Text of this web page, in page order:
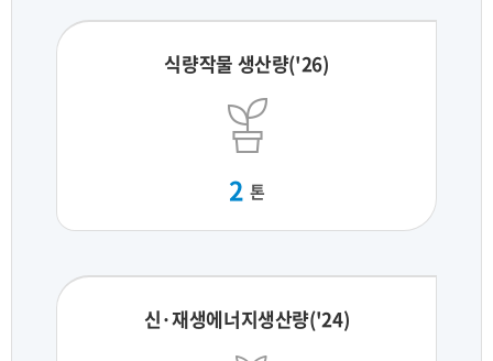
식량작물 생산량('26)
2 톤
신·재생에너지생산량('24)